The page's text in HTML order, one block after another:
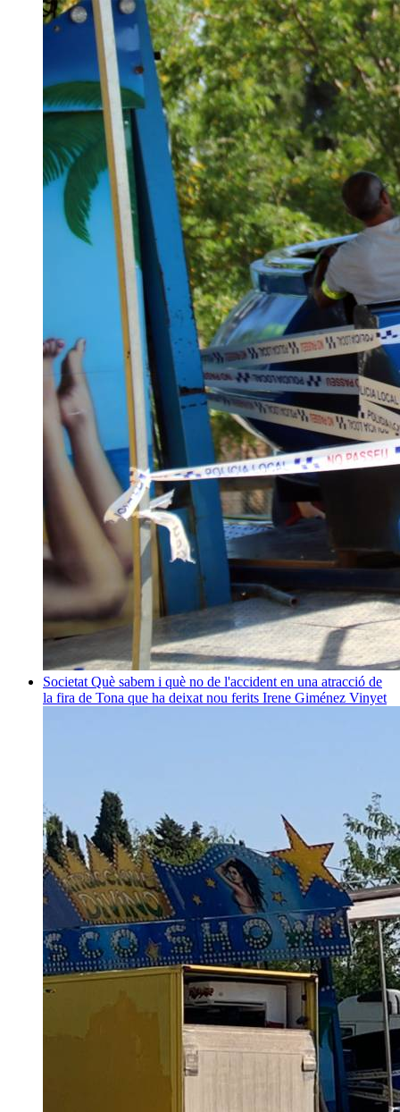
Societat Què sabem i què no de l'accident en una atracció de
la fira de Tona que ha deixat nou ferits Irene Giménez Vinyet